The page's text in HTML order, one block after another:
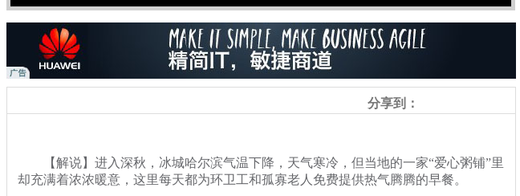
分享到：
【解说】进入深秋，冰城哈尔滨气温下降，天气寒冷，但当地的一家“爱心粥铺”里
却充满着浓浓暖意，这里每天都为环卫工和孤寡老人免费提供热气腾腾的早餐。